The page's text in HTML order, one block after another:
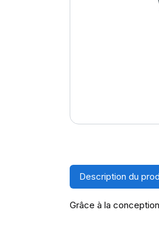
Description du
Grâce à la